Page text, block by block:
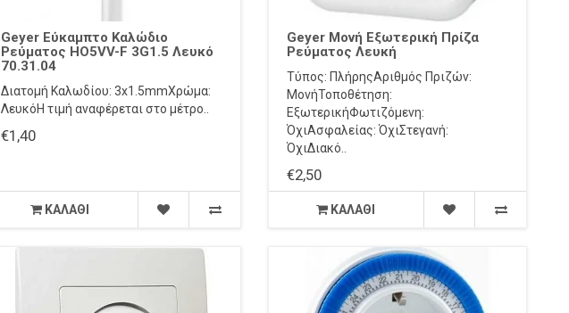
Geyer Εύκαμπτο Καλώδιο
Ρεύματος HO5VV-F 3G1.5 Λευκό
70.31.04
Διατομή Καλωδίου: 3x1.5mmΧρώμα:
ΛευκόΗ τιμή αναφέρεται στο μέτρο..
€1,40
ΚΑΛΆΘΙ
Geyer Μονή Εξωτερική Πρίζα
Ρεύματος Λευκή
Τύπος: ΠλήρηςΑριθμός Πριζών:
ΜονήΤοποθέτηση:
ΕξωτερικήΦωτιζόμενη:
ΌχιΑσφαλείας: ΌχιΣτεγανή:
ΌχιΔιακό..
€2,50
ΚΑΛΆΘΙ